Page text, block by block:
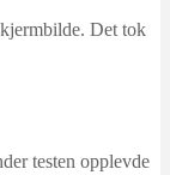
Det tok
testen opplevde